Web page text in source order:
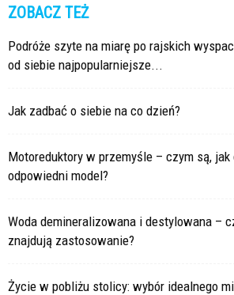
ZOBACZ TEŻ
Podróże szyte na miarę po rajskich
od siebie najpopularniejsze...
Jak zadbać o siebie na co dzień?
Motoreduktory w przemyśle – czym są, jak
odpowiedni model?
Woda demineralizowana i destylowana –
znajdują zastosowanie?
Życie w pobliżu stolicy: wybór idealnego